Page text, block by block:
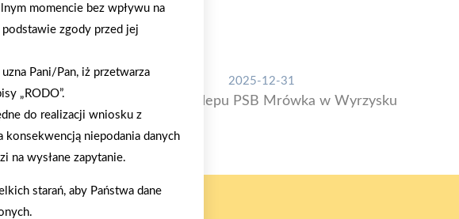
kończy
2025-12-31
Otwarcie sklepu PSB Mrówka w Wyrzysku
momencie bez wpływu na
zgody przed jej
Pani/Pan, iż przetwarza
„RODO”.
do realizacji wniosku z
konsekwencją niepodania danych
na wysłane zapytanie.
starań, aby Państwa dane